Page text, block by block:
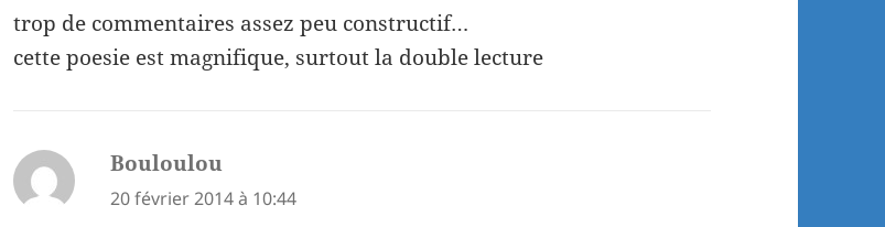
trop de commentaires assez peu constructif…
cette poesie est magnifique, surtout la double lecture
Bouloulou
20 février 2014 à 10:44